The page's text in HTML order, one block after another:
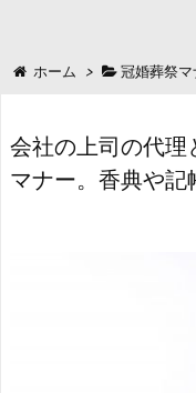
ホーム > 冠婚葬祭
会社の上司の代
マナー。香典や記